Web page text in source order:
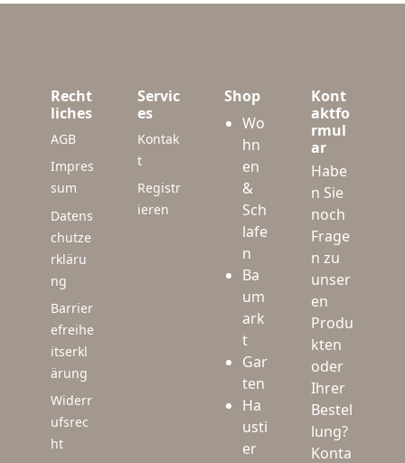
Recht
liches
AGB
Impres
sum
Datens
chutze
rkläru
ng
Barrier
efreihe
itserkl
ärung
Widerr
ufsrec
ht
Servic
es
Kontak
t
Registr
ieren
Shop
Wo
hn
en
&
Sch
lafe
n
Ba
um
ark
t
Gar
ten
Ha
usti
er
Kont
aktfo
rmul
ar
Habe
n Sie
noch
Frage
n zu
unser
en
Produ
kten
oder
Ihrer
Bestel
lung?
Konta